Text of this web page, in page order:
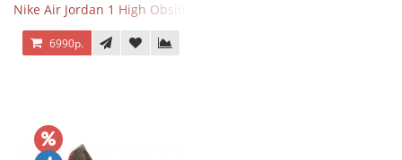
Nike Air Jordan 1 High Obsidian University Blue
6990р.